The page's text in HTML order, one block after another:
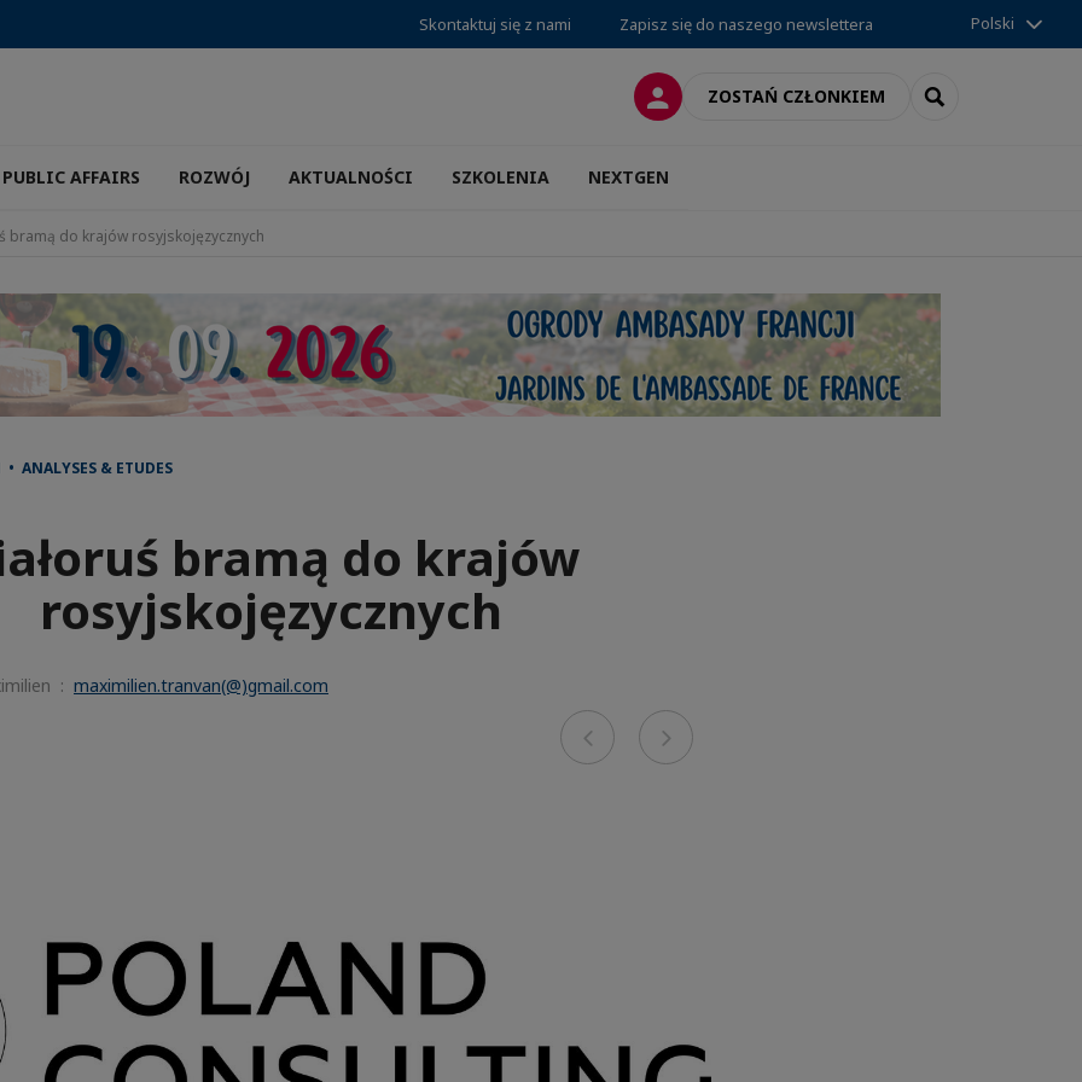
Skontaktuj się z nami Zapisz się do naszego newslettera Polski
LOGOWANIEZOSTAŃ CZŁONKIEM SEARCH
PUBLIC AFFAIRS ROZWÓJ AKTUALNOŚCI SZKOLENIA NEXTGEN
bramą do krajów rosyjskojęzycznych
ANALYSES & ETUDES
bramą do krajów
rosyjskojęzycznych
: maximilien.tranvan(@)gmail.com
Previous